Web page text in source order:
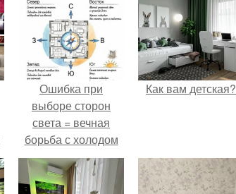
Ошибка при
выборе сторон
света = вечная
борьба с холодом
или светом.
Как вам детская?